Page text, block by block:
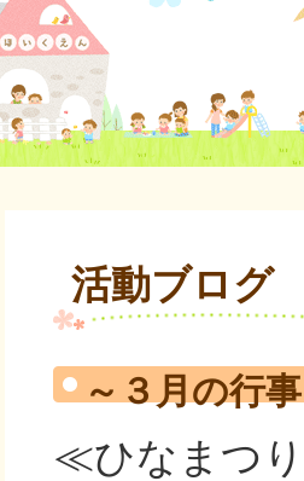
活動ブログ
～３月の行
≪ひなまつ